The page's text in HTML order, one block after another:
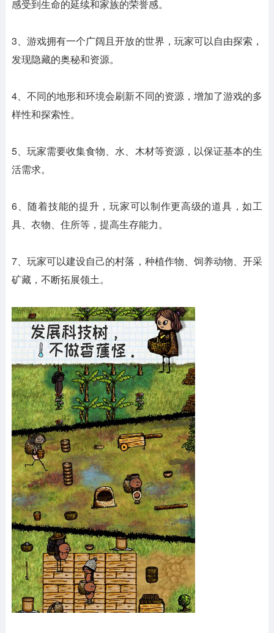
感受到生命的延续和家族的荣誉感。
3、游戏拥有一个广阔且开放的世界，玩家可以自由探索，
发现隐藏的奥秘和资源。
4、不同的地形和环境会刷新不同的资源，增加了游戏的多
样性和探索性。
5、玩家需要收集食物、水、木材等资源，以保证基本的生
活需求。
6、随着技能的提升，玩家可以制作更高级的道具，如工
具、衣物、住所等，提高生存能力。
7、玩家可以建设自己的村落，种植作物、饲养动物、开采
矿藏，不断拓展领土。